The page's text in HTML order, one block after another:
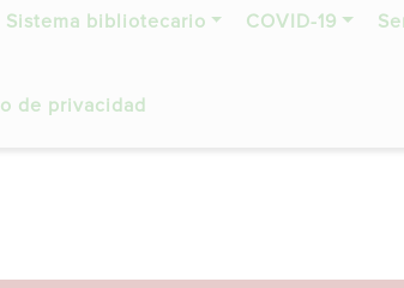
Sistema bibliotecario COVID-19
de privacidad